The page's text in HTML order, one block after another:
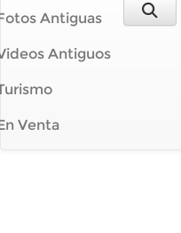
Antiguas
Antiguos
Venta